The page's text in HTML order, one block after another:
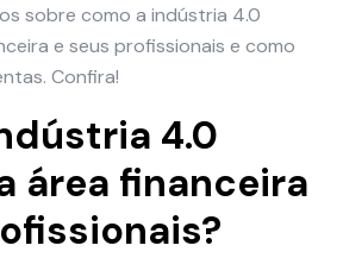
sobre como a indústria 4.0
e seus profissionais e como
Confira!
4.0
área financeira